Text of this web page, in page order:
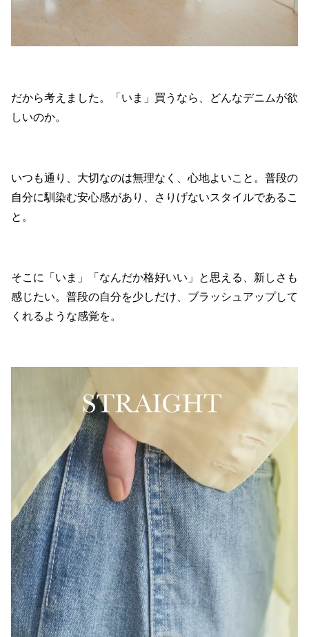
だから考えました。「いま」買うなら、どんなデニムが欲
しいのか。
いつも通り、大切なのは無理なく、心地よいこと。普段の
自分に馴染む安心感があり、さりげないスタイルであるこ
と。
そこに「いま」「なんだか格好いい」と思える、新しさも
感じたい。普段の自分を少しだけ、ブラッシュアップして
くれるような感覚を。